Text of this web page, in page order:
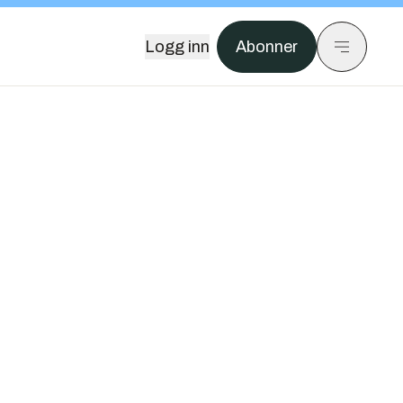
Logg inn Abonner